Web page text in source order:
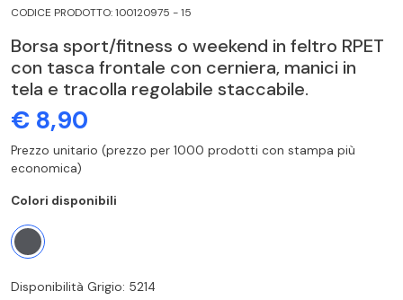
CODICE PRODOTTO: 100120975 - 15
Borsa sport/fitness o weekend in feltro RPET
con tasca frontale con cerniera, manici in
tela e tracolla regolabile staccabile.
€ 8,90
Prezzo unitario (prezzo per 1000 prodotti con stampa più
economica)
Colori disponibili
Disponibilità Grigio: 5214